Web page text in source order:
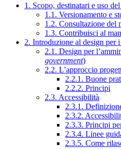
1. Scopo, destinatari e uso
1.1. Versionamento e
1.2. Consultazione del
1.3. Contribuisci al
2. Introduzione al design per
2.1. Design per
government)
2.2. L’approccio
2.2.1. Buone
2.2.2. Principi
2.3. Accessibilità
2.3.1.
2.3.2.
2.3.3. Principi
2.3.4. Linee
2.3.5. Come